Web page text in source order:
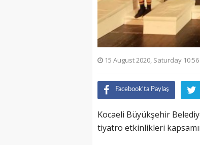
15 August 2020, Saturday 10:56
Facebook'ta Paylaş
Kocaeli Büyükşehir
tiyatro etkinlikleri